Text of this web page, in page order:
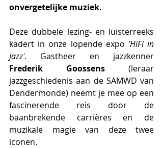
onvergetelijke muziek.
Deze dubbele lezing- en luisterreeks
kadert in onze lopende expo 'HiFi in
Jazz'
Frederik Goossens (leraar
jazzgeschiedenis aan de SAMWD van
Dendermonde) neemt je mee op een
fascinerende reis door de
baanbrekende carrières en de
muzikale magie van deze twee
iconen.